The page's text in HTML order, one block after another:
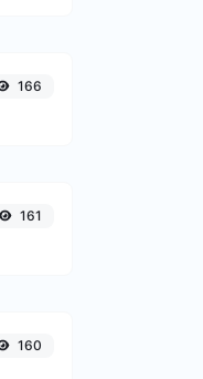
166
161
160